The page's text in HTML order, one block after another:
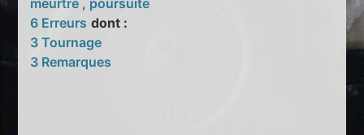
6 Erreurs dont :
3 Tournage
3 Remarques